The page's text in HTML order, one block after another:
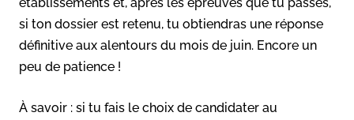
si ton dossier est retenu, tu obtiendras une réponse
définitive aux alentours du mois de juin. Encore un
peu de patience !
À savoir : si tu fais le choix de candidater au